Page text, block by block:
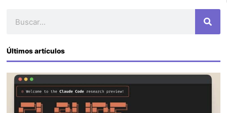
Últimos artículos